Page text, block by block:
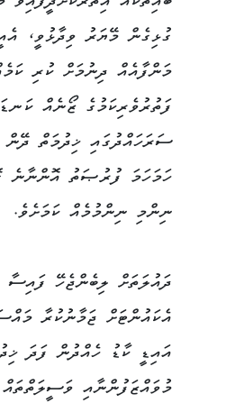
ގުޅިގެން މޭޔަރު ވިދާޅުވީ،
މަންފާއެއް ދިނުމަށް ކުރި
ފަތުރުވެރިކަމުގެ ޒޯނެއް
ސަރަހައްދުގައި ޚިދުމަތް
ހަމަހަމަ ފުރުޞަތު އޮންނާނެ
ނިންމި ނިންމުމެއް ކަމަށެވެ.
ދައުލަތަށް ލިބެންޖެހޭ ފައިސާ
އެކައުންޓަށް ޖަމާނުކުރާ
އައިޑީ ކާޑު ހެއްދުން ފަދަ
މުވައްޒަފުންނާއި